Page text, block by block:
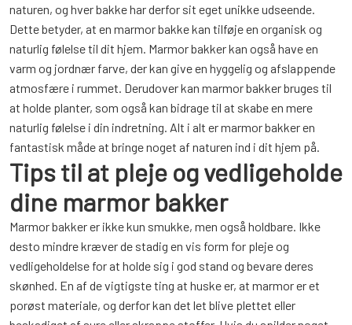
naturen, og hver bakke har derfor sit eget unikke udseende.
Dette betyder, at en marmor bakke kan tilføje en organisk og
naturlig følelse til dit hjem. Marmor bakker kan også have en
varm og jordnær farve, der kan give en hyggelig og afslappende
atmosfære i rummet. Derudover kan marmor bakker bruges til
at holde planter, som også kan bidrage til at skabe en mere
naturlig følelse i din indretning. Alt i alt er marmor bakker en
fantastisk måde at bringe noget af naturen ind i dit hjem på.
Tips til at pleje og vedligeholde
dine marmor bakker
Marmor bakker er ikke kun smukke, men også holdbare. Ikke
desto mindre kræver de stadig en vis form for pleje og
vedligeholdelse for at holde sig i god stand og bevare deres
skønhed. En af de vigtigste ting at huske er, at marmor er et
porøst materiale, og derfor kan det let blive plettet eller